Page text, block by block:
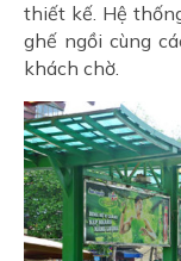
thiết kế. Hệ
ghế ngồi cùng
khách chờ.